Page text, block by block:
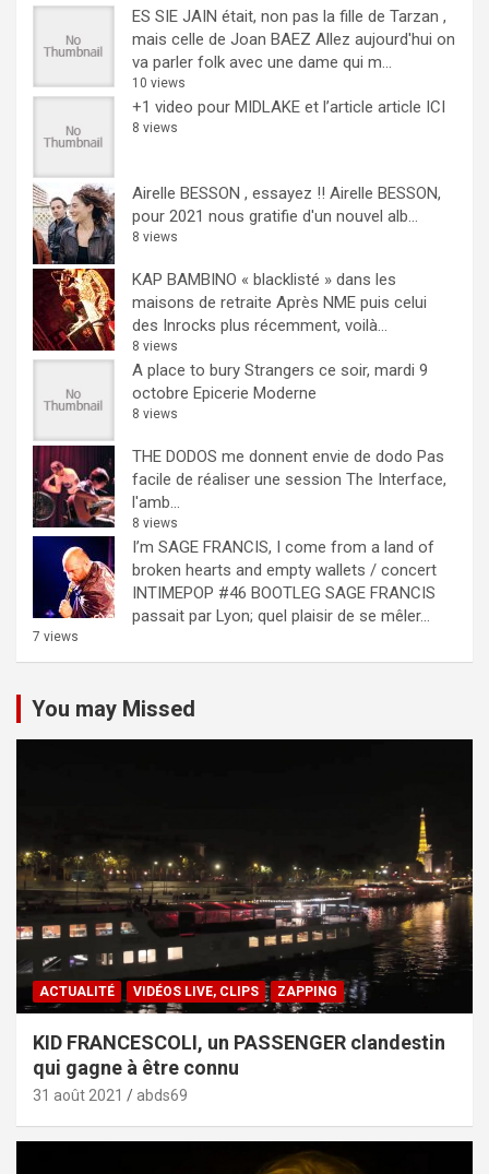
ES SIE JAIN était, non pas la fille de Tarzan ,
mais celle de Joan BAEZ Allez aujourd'hui on
va parler folk avec une dame qui m...
10 views
+1 video pour MIDLAKE et l’article article ICI
8 views
Airelle BESSON , essayez !! Airelle BESSON,
pour 2021 nous gratifie d'un nouvel alb...
8 views
KAP BAMBINO « blacklisté » dans les
maisons de retraite Après NME puis celui
des Inrocks plus récemment, voilà...
8 views
A place to bury Strangers ce soir, mardi 9
octobre Epicerie Moderne
8 views
THE DODOS me donnent envie de dodo Pas
facile de réaliser une session The Interface,
l'amb...
8 views
I’m SAGE FRANCIS, I come from a land of
broken hearts and empty wallets / concert
INTIMEPOP #46 BOOTLEG SAGE FRANCIS
passait par Lyon; quel plaisir de se mêler...
7 views
You may Missed
ACTUALITÉ VIDÉOS LIVE, CLIPS ZAPPING
KID FRANCESCOLI, un PASSENGER clandestin
qui gagne à être connu
31 août 2021 abds69